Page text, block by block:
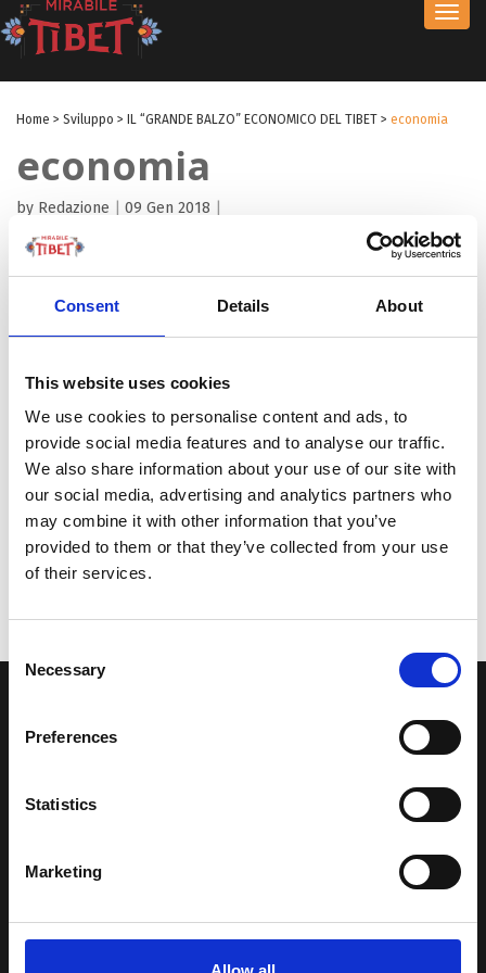
Consent Details About
This website uses cookies
We use cookies to personalise content and ads, to
provide social media features and to analyse our traffic.
We also share information about your use of our site with
our social media, advertising and analytics partners who
may combine it with other information that you’ve
provided to them or that they’ve collected from your use
of their services.
Selection
Necessary
Preferences
Statistics
Marketing
Home > Sviluppo > IL “GRANDE BALZO” ECONOMICO DEL TIBET > economia
economia
by Redazione 09 Gen 2018
Una comunità di appassionati della cultura tibetana che hanno
avuto modo di viaggiare e conoscere questa meravigliosa regione.